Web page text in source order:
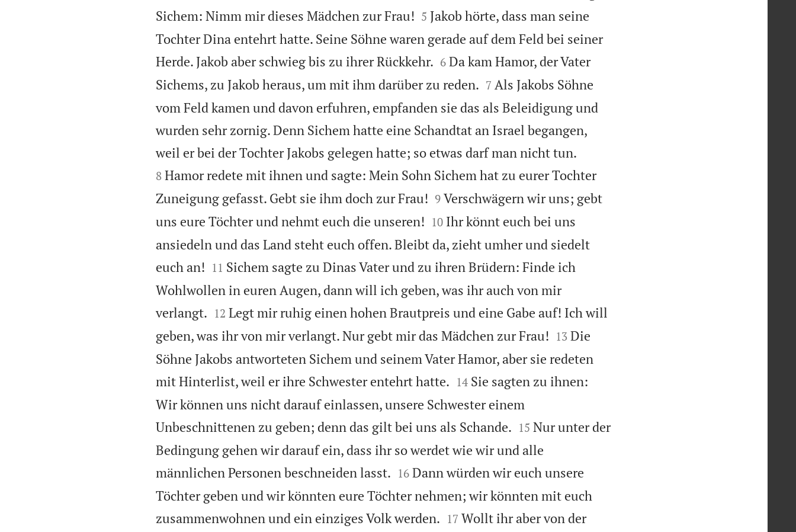
Sichem: Nimm mir dieses Mädchen zur Frau!
5 Jakob hörte, dass man seine
Tochter Dina entehrt hatte. Seine Söhne waren gerade auf dem Feld bei seiner
Herde. Jakob aber schwieg bis zu ihrer Rückkehr.
6 Da kam Hamor, der Vater
Sichems, zu Jakob heraus, um mit ihm darüber zu reden.
7 Als Jakobs Söhne
vom Feld kamen und davon erfuhren, empfanden sie das als Beleidigung und
wurden sehr zornig. Denn Sichem hatte eine Schandtat an Israel begangen,
weil er bei der Tochter Jakobs gelegen hatte; so etwas darf man nicht tun.
8 Hamor redete mit ihnen und sagte: Mein Sohn Sichem hat zu eurer Tochter
Zuneigung gefasst. Gebt sie ihm doch zur Frau!
9 Verschwägern wir uns; gebt
uns eure Töchter und nehmt euch die unseren!
10 Ihr könnt euch bei uns
ansiedeln und das Land steht euch offen. Bleibt da, zieht umher und siedelt
euch an!
11 Sichem sagte zu Dinas Vater und zu ihren Brüdern: Finde ich
Wohlwollen in euren Augen, dann will ich geben, was ihr auch von mir
verlangt.
12 Legt mir ruhig einen hohen Brautpreis und eine Gabe auf! Ich will
geben, was ihr von mir verlangt. Nur gebt mir das Mädchen zur Frau!
13 Die
Söhne Jakobs antworteten Sichem und seinem Vater Hamor, aber sie redeten
mit Hinterlist, weil er ihre Schwester entehrt hatte.
14 Sie sagten zu ihnen:
Wir können uns nicht darauf einlassen, unsere Schwester einem
Unbeschnittenen zu geben; denn das gilt bei uns als Schande.
15 Nur unter der
Bedingung gehen wir darauf ein, dass ihr so werdet wie wir und alle
männlichen Personen beschneiden lasst.
16 Dann würden wir euch unsere
Töchter geben und wir könnten eure Töchter nehmen; wir könnten mit euch
zusammenwohnen und ein einziges Volk werden.
17 Wollt ihr aber von der